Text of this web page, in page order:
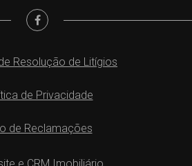
Resolução de Litígios
de Privacidade
de Reclamações